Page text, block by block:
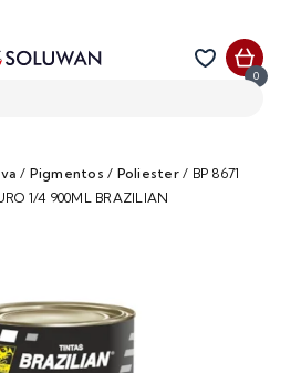
0
/ Pigmentos / Poliester/ BP 8671
1/4 900ML BRAZILIAN